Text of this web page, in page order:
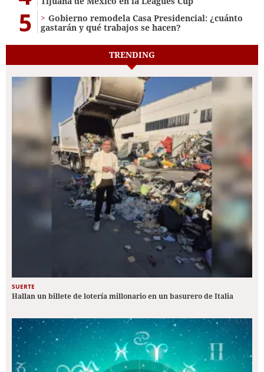
5
Gobierno remodela Casa Presidencial: ¿cuánto
gastarán y qué trabajos se hacen?
TRENDING
SUERTE
Hallan un billete de lotería millonario en un basurero de Italia